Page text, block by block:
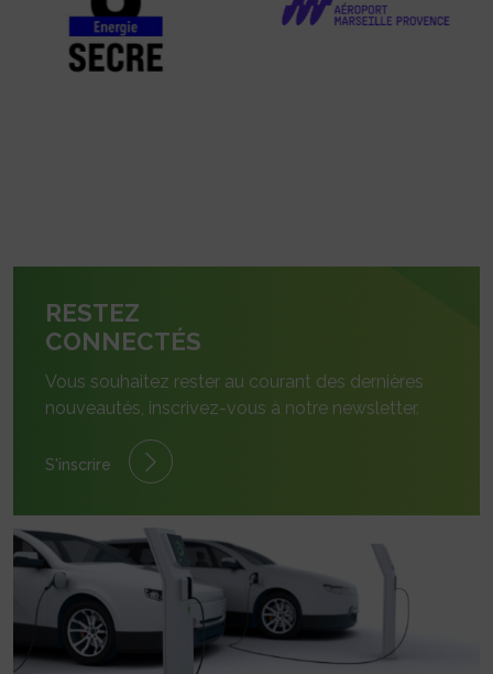
RESTEZ
CONNECTÉS
Vous souhaitez rester au courant des dernières
nouveautés, inscrivez-vous à notre newsletter.
S'inscrire